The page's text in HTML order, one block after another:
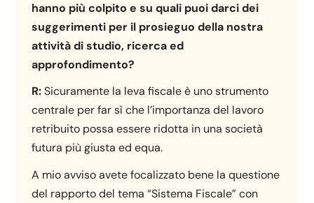
hanno più colpito e su quali puoi darci dei
suggerimenti per il prosieguo della nostra
attività di studio, ricerca ed
approfondimento?
R:Sicuramente la leva fiscale è uno strumento
centrale per far sì che l’importanza del lavoro
retribuito possa essere ridotta in una società
futura più giusta ed equa.
A mio avviso avete focalizzato bene la questione
del rapporto del tema “Sistema Fiscale” con